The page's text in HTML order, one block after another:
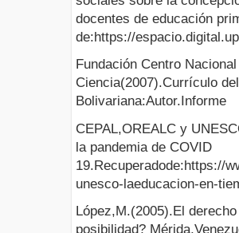
docentes de educación
de:https://
Fundación Centro
Ciencia(2007).Currículo
Bolivariana:Autor.Informe
CEPAL,OREALC y
la pandemia de COVID
19.Recuperadode:https://
unesco-laeducacion-en-
López,M.(2005).El
posibilidad?